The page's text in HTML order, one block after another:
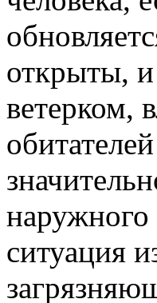
открыты,
ветерком,
наружного
ситуация